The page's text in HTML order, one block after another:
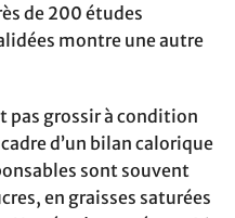
de 200 études
montre une autre
pas grossir à condition
d’un bilan calorique
sont souvent
en graisses saturées